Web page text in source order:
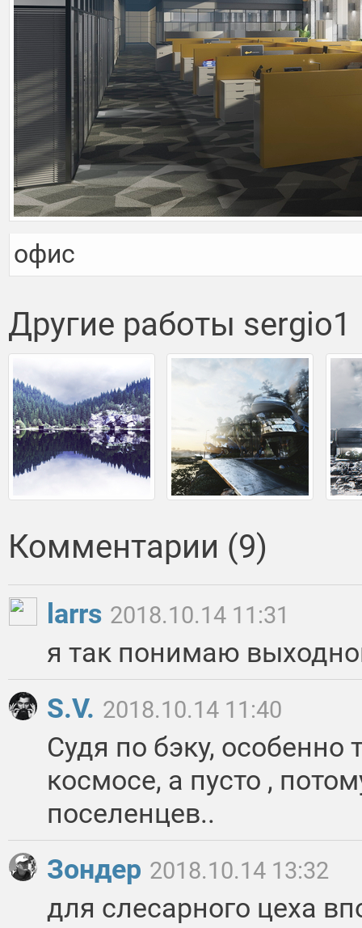
офис
Другие работы sergio1
Комментарии (9)
larrs 2018.10.14 11:31
я так понимаю
S.V. 2018.10.14 11:40
Судя по бэку, особенно
космосе, а пусто ,
поселенцев..
Зондер 2018.10.14 13:32
для слесарного цеха